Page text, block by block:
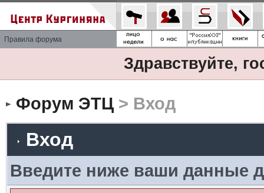
Правила форума
Здравствуйте,
Форум ЭТЦ> Вход
Вход
Введите ниже ваши данные